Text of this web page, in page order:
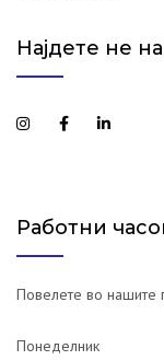
Најдете не
Работни
Повелете во нашите
Понеделник